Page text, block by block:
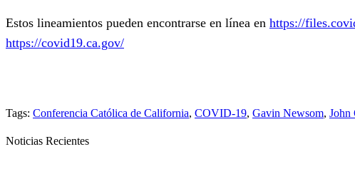
Estos lineamientos pueden encontrarse en línea en https://
https://covid19.ca.gov/
Tags: Conferencia Católica de California, COVID-19, Gavin Newsom, John
Noticias Recientes